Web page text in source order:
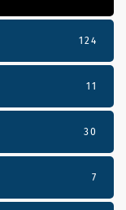
124
11
30
7